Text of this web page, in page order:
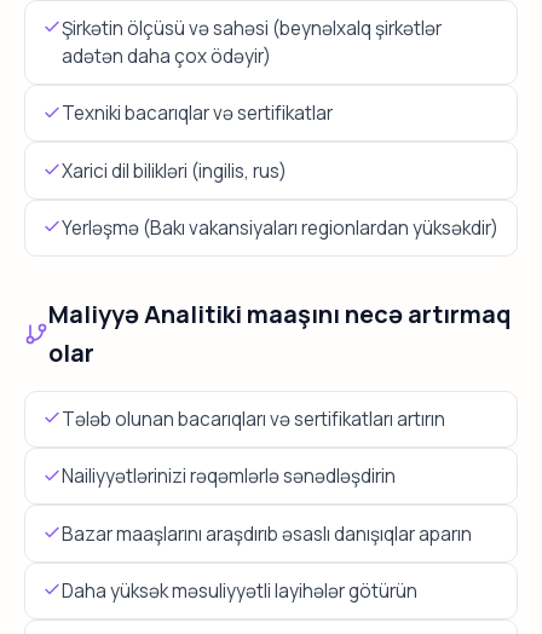
Şirkətin ölçüsü və sahəsi (beynəlxalq şirkətlər
adətən daha çox ödəyir)
Texniki bacarıqlar və sertifikatlar
Xarici dil bilikləri (ingilis, rus)
Yerləşmə (Bakı vakansiyaları regionlardan yüksəkdir)
Maliyyə Analitiki maaşını necə artırmaq
olar
Tələb olunan bacarıqları və sertifikatları artırın
Nailiyyətlərinizi rəqəmlərlə sənədləşdirin
Bazar maaşlarını araşdırıb əsaslı danışıqlar aparın
Daha yüksək məsuliyyətli layihələr götürün